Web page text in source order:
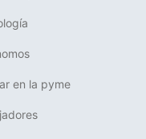
en la pyme